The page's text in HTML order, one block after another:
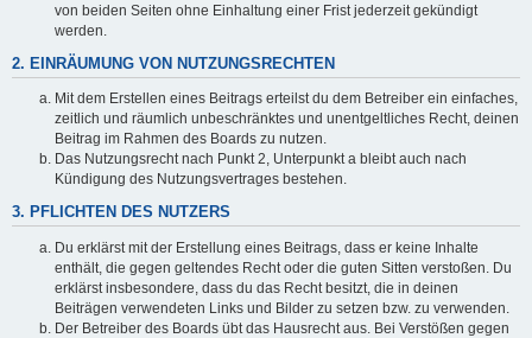
von beiden Seiten ohne Einhaltung einer Frist jederzeit gekündigt
werden.
2. EINRÄUMUNG VON NUTZUNGSRECHTEN
Mit dem Erstellen eines Beitrags erteilst du dem Betreiber ein einfaches,
zeitlich und räumlich unbeschränktes und unentgeltliches Recht, deinen
Beitrag im Rahmen des Boards zu nutzen.
Das Nutzungsrecht nach Punkt 2, Unterpunkt a bleibt auch nach
Kündigung des Nutzungsvertrages bestehen.
3. PFLICHTEN DES NUTZERS
Du erklärst mit der Erstellung eines Beitrags, dass er keine Inhalte
enthält, die gegen geltendes Recht oder die guten Sitten verstoßen. Du
erklärst insbesondere, dass du das Recht besitzt, die in deinen
Beiträgen verwendeten Links und Bilder zu setzen bzw. zu verwenden.
Der Betreiber des Boards übt das Hausrecht aus. Bei Verstößen gegen